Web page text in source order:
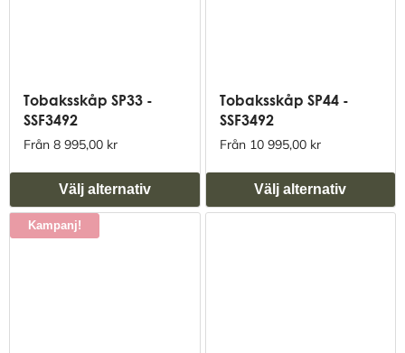
Tobaksskåp SP33 -
SSF3492
Från 8 995,00 kr
Välj alternativ
Tobaksskåp SP44 -
SSF3492
Från 10 995,00 kr
Välj alternativ
Kampanj!